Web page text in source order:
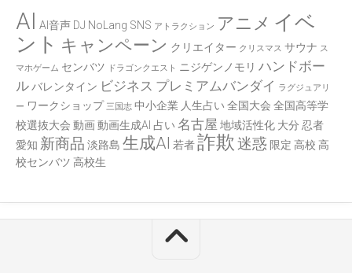
AI AI音声 DJ NoLang SNS アトラクション アニメ イベ
ント キャンペーン クリエイター クリスマス サウナ ス
マホゲーム センバツ ドラゴンクエスト ニジゲンノモリ ハンドボー
ルバレンタイン ビジネス プレミアムバンダイ ラグジュアリ
ー ワークショップ 三国志 中小企業 人生占い 全国大会 全国高等学
校選抜大会 動画動画生成AI 占い 名古屋 地域活性化 大分 忍者
愛知 新商品 淡路島 生成AI 若者詐欺 迷惑 限定 高校 高
校センバツ 高校生